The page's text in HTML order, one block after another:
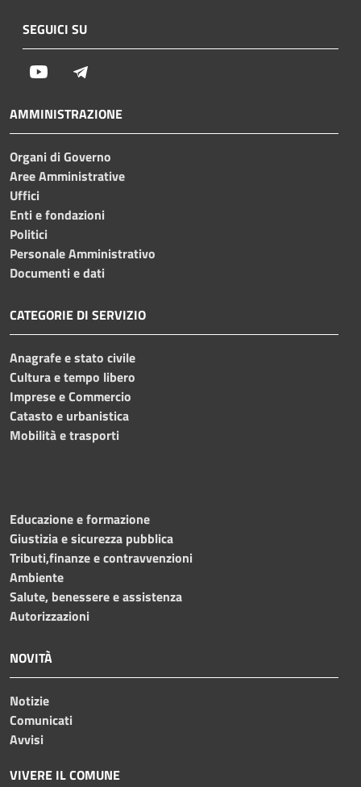
SEGUICI SU
Youtube
AMMINISTRAZIONE
Organi di Governo
Aree Amministrative
Uffici
Enti e fondazioni
Politici
Personale Amministrativo
Documenti e dati
CATEGORIE DI SERVIZIO
Anagrafe e stato civile
Cultura e tempo libero
Imprese e Commercio
Catasto e urbanistica
Mobilità e trasporti
Educazione e formazione
Giustizia e sicurezza pubblica
Tributi,finanze e contravvenzioni
Ambiente
Salute, benessere e assistenza
Autorizzazioni
NOVITÀ
Notizie
Comunicati
Avvisi
VIVERE IL COMUNE